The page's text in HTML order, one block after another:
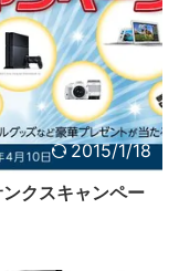
2015/1/18
クスキャンペー